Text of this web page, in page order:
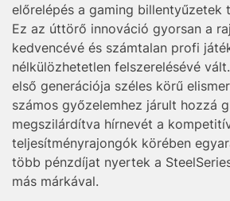
előrelépés a gaming billentyűzetek
Ez az úttörő innováció gyorsan a
kedvencévé és számtalan profi
nélkülözhetetlen felszerelésévé
első generációja széles körű
számos győzelemhez járult hozzá
megszilárdítva hírnevét a
teljesítményrajongók körében
több pénzdíjat nyertek a
más márkával.